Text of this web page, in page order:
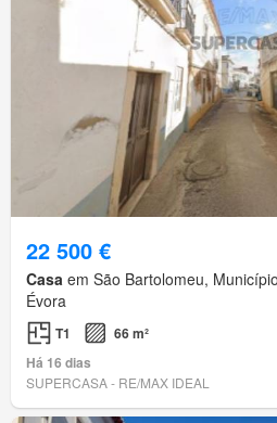
22 500 €
Casa em São Bartolomeu,
Évora
T1
66 m²
Há 16 dias
SUPERCASA - RE/MAX IDEAL